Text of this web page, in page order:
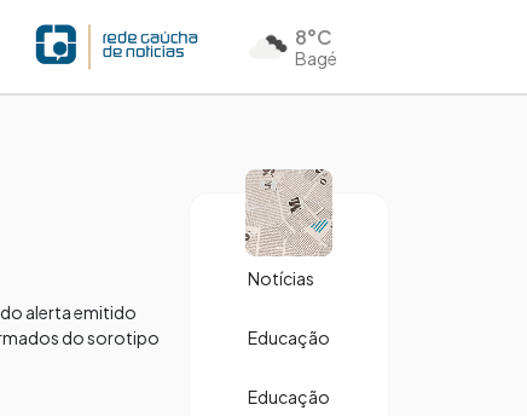
8°C
Bagé
alerta emitido
do sorotipo
Notícias
Educação
Educação